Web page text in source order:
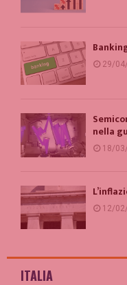
29/
nella
18/
12/
ITALIA